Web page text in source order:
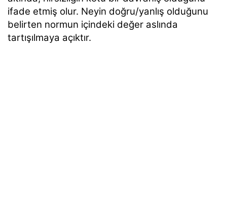
ifade etmiş olur. Neyin doğru/yanlış olduğunu
belirten normun içindeki değer aslında
tartışılmaya açıktır.